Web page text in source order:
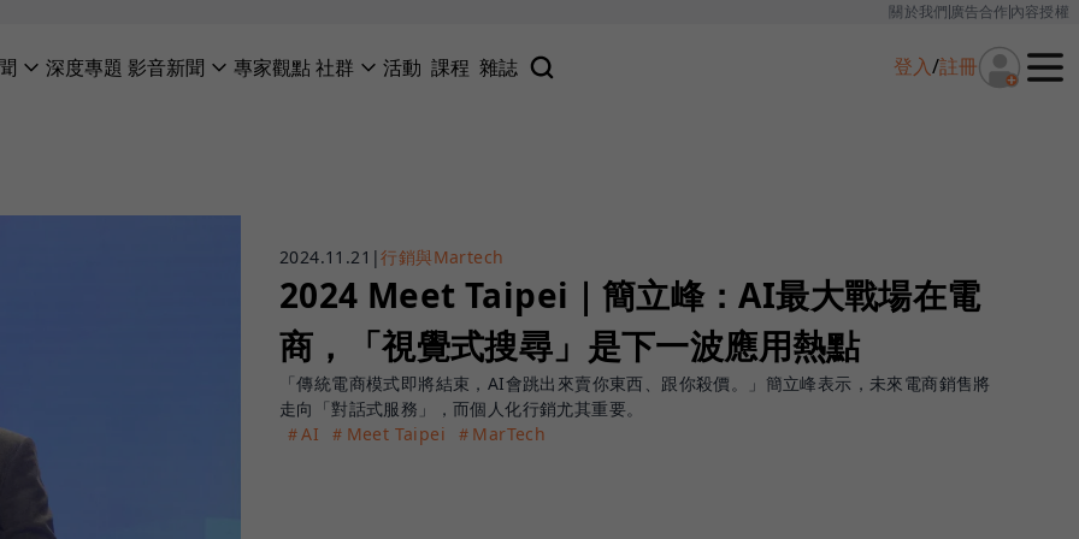
關於我們廣告合作內容授權
深度專題 影音新聞 專家觀點社群 活動 課程 雜誌 登入/註冊
2024.11.21 |行銷與Martech
2024 Meet Taipei｜簡立峰：AI最大戰場在電
商，「視覺式搜尋」是下一波應用熱點
「傳統電商模式即將結束，AI會跳出來賣你東西、跟你殺價。」簡立峰表示，未來電商銷售將
走向「對話式服務」，而個人化行銷尤其重要。
＃AI
＃Meet Taipei ＃MarTech